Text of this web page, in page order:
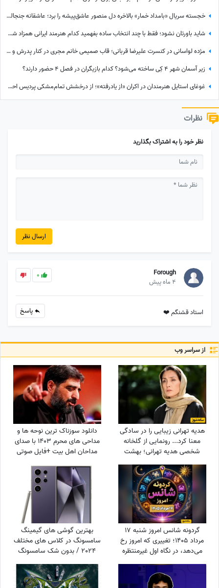
خجسته سریال «بامداد خمار» بالاخره دل منصور عاشق‌پیشه را برد؛ عاشقانه جنجالی عموزاده‌های چشم‌رنگی که ارزش دیدن داره
شاید باورتان نشود؛ فقط با چند انتخاب ساده بفهمید کدام هنرمند ایرانی همزاد شخصیتی شماست! از شوخ‌طبعی نعیمه نظام‌دوست تا احساسات عمیق شهاب حسینی؛ شما شبیه کدام‌یک هستید؟
مژده لواسانی در کنسرت علیرضا قربانی؛ قاب صمیمی خانم مجری در کنار پدرش و خواننده محبوب
زیر آسمان شهر 4 کِی ساخته می‌شود؟ کدام بازیگران در فصل 4 حضور دارند؟
غوغای استایل هنرمندان در اکران «از یادرفته»؛ از درخشش تمام‌مشکی پردیس احمدیه و آزیتا حاجیان تا تیپ اسپورت سینا مهراد و مجید مظفری
نظرات
نظر خود را به اشتراک بگذارید
ارسال نظر
Forough
4 ماه پیش
0
استاد قشنگم ❤️ پاسخ
از سراسر وب
هدیه تهرانی زیبایی را در سادگی
معنا کرد... رونمایی از گلخانه
شخصی هدیه تهرانی؛ بهشت
شمعدانی‌های رنگی خانم بازیگر
همه را شگفت‌زده کرد!
دانلود سوزناک ترین نوحه ها و
مداحی های محرم 1403 با صدای
مداحان اهل بیت +فایل صوتی
گردونه شانس امروز شنبه 17
مرداد 1405؛ تغییری که امروز رخ
می‌دهد، در نگاه اول غیرمنتظره
است اما ...
بهترین گوشی های گیمینگ
سامسونگ در کلاس های مختلف
2024 / بدون شک سامسونگ
S24 Ultra در حال حاضر
قدرتمندترین گوشی سامسونگ
برای گیمینگ در بازار است